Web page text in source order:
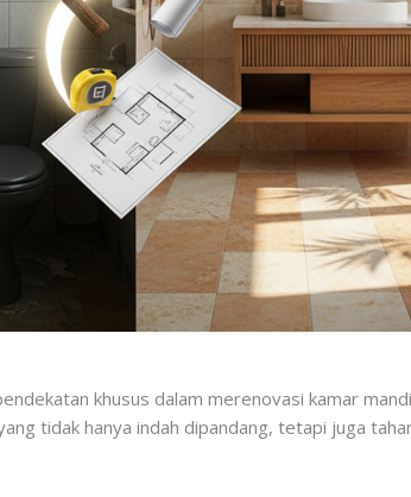
khusus dalam merenovasi kamar
tidak hanya indah dipandang, tetapi juga